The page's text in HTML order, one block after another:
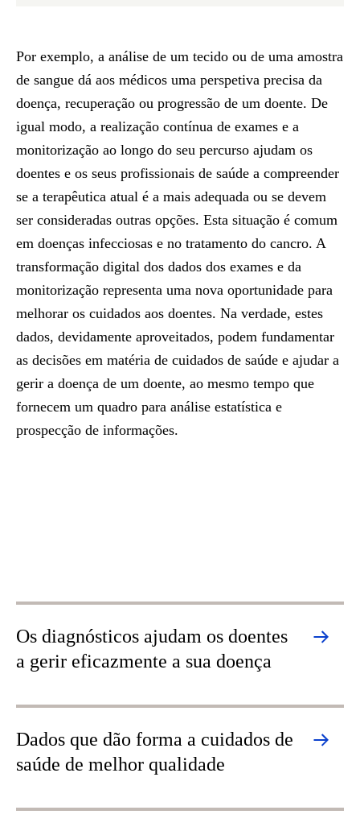
Por exemplo, a análise de um tecido ou de uma amostra
de sangue dá aos médicos uma perspetiva precisa da
doença, recuperação ou progressão de um doente. De
igual modo, a realização contínua de exames e a
monitorização ao longo do seu percurso ajudam os
doentes e os seus profissionais de saúde a compreender
se a terapêutica atual é a mais adequada ou se devem
ser consideradas outras opções. Esta situação é comum
em doenças infecciosas e no tratamento do cancro. A
transformação digital dos dados dos exames e da
monitorização representa uma nova oportunidade para
melhorar os cuidados aos doentes. Na verdade, estes
dados, devidamente aproveitados, podem fundamentar
as decisões em matéria de cuidados de saúde e ajudar a
gerir a doença de um doente, ao mesmo tempo que
fornecem um quadro para análise estatística e
prospecção de informações.
Os diagnósticos ajudam os doentes
a gerir eficazmente a sua doença
Dados que dão forma a cuidados de
saúde de melhor qualidade